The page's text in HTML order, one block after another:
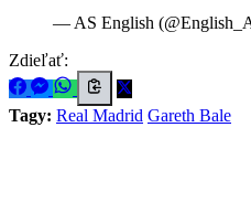
— AS English
Zdieľať:
Tagy: Real Madrid Gareth Bale